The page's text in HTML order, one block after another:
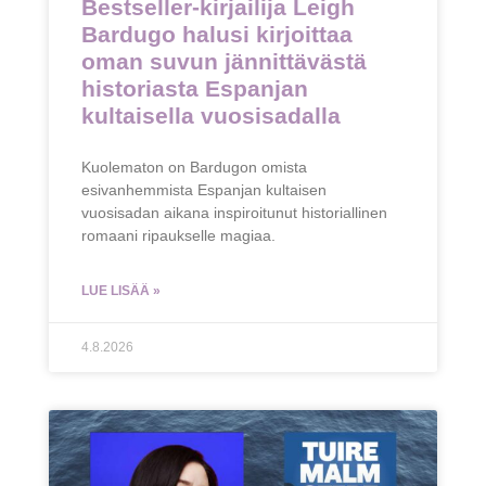
Bestseller-kirjailija Leigh
Bardugo halusi kirjoittaa
oman suvun jännittävästä
historiasta Espanjan
kultaisella vuosisadalla
Kuolematon on Bardugon omista
esivanhemmista Espanjan kultaisen
vuosisadan aikana inspiroitunut historiallinen
romaani ripaukselle magiaa.
LUE LISÄÄ »
4.8.2026